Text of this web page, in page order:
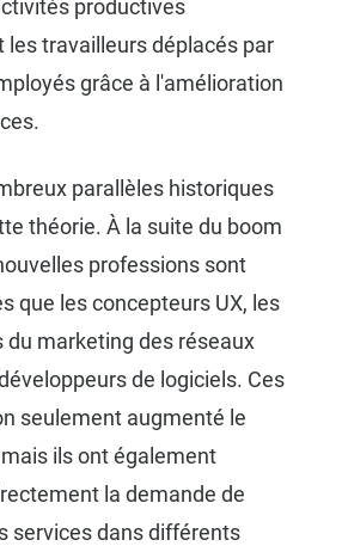
productives
les travailleurs déplacés par
grâce à l'amélioration
parallèles historiques
théorie. À la suite du boom
professions sont
que les concepteurs UX, les
du marketing des réseaux
de logiciels. Ces
seulement augmenté le
ils ont également
la demande de
services dans différents